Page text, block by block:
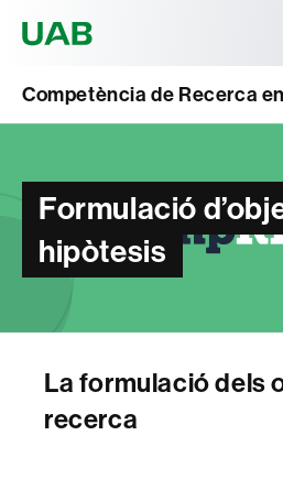
Competència de Recerca
Formulació
hipòtesis
La formulació dels
recerca